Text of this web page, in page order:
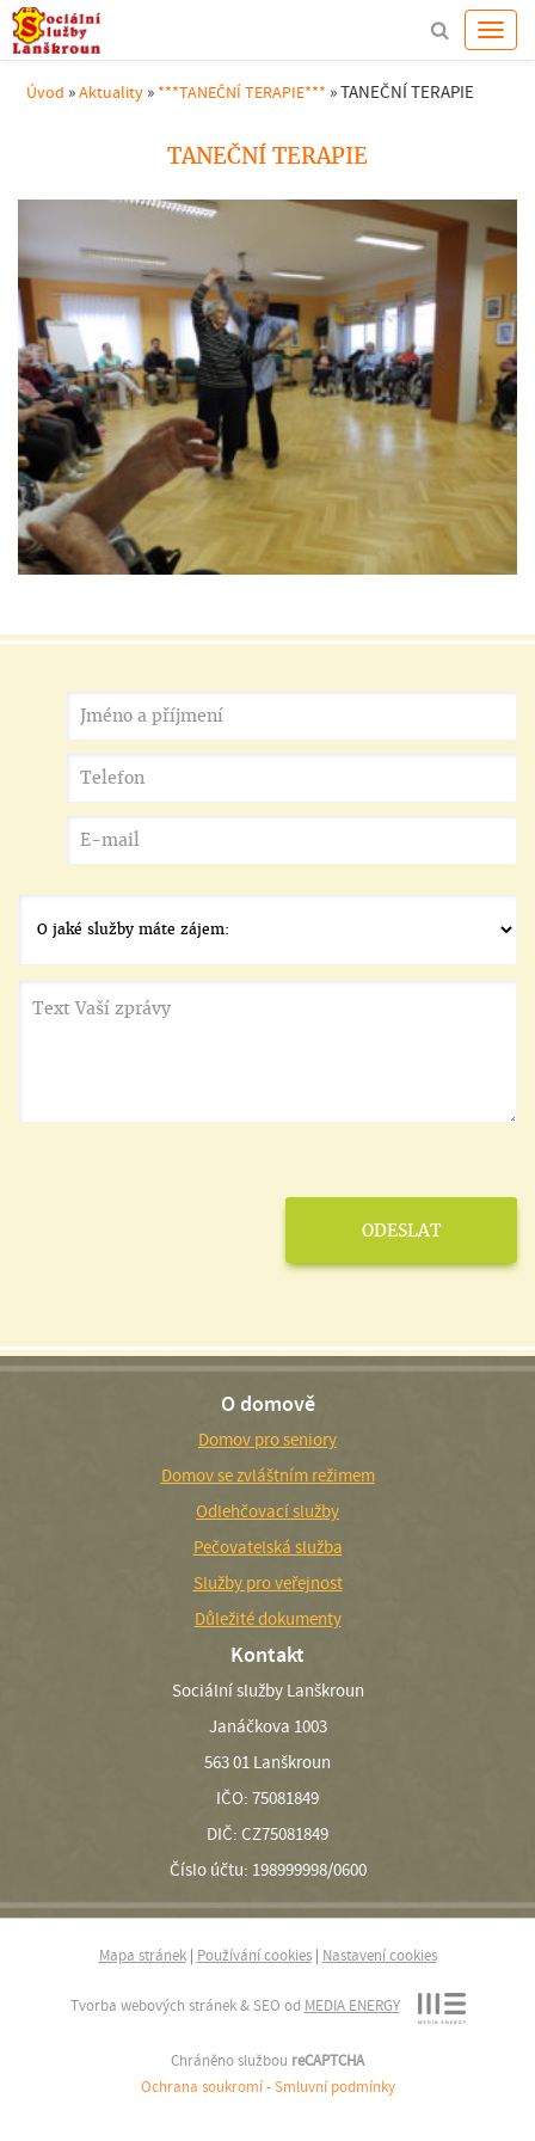
Úvod »Aktuality » ***TANEČNÍ TERAPIE*** »TANEČNÍ TERAPIE
TANEČNÍ TERAPIE
O domově
Domov pro seniory
Domov se zvláštním režimem
Odlehčovací služby
Pečovatelská služba
Služby pro veřejnost
Důležité dokumenty
Kontakt
Sociální služby Lanškroun
Janáčkova 1003
563 01 Lanškroun
IČO: 75081849
DIČ: CZ75081849
Číslo účtu: 198999998/0600
Mapa stránek| Používání cookies| Nastavení cookies
Tvorba webových stránek & SEO od MEDIA ENERGY
Chráněno službou reCAPTCHA
Ochrana soukromí -Smluvní podmínky